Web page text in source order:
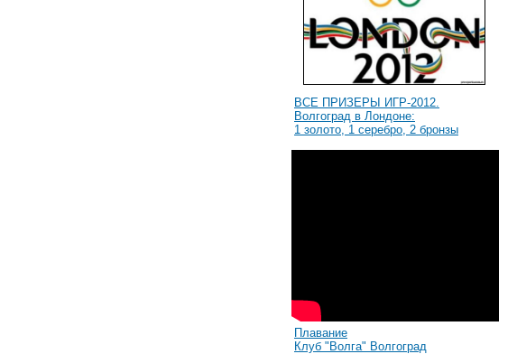
ВСЕ ПРИЗЕРЫ ИГР-2012.
Волгоград в Лондоне:
1 золото, 1 серебро, 2 бронзы
Плавание
Клуб "Волга" Волгоград